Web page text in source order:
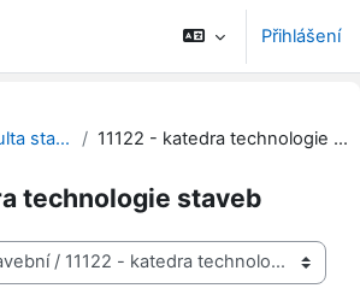
Přihlášení
11000 - Fakulta stavební 11122 - katedra technologie staveb
technologie staveb